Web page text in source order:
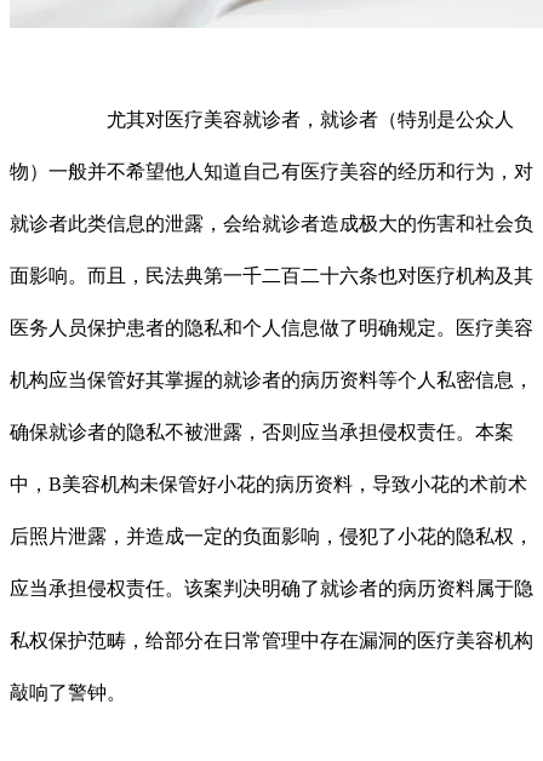
尤其对医疗美容就诊者，就诊者（特别是公众人
物）一般并不希望他人知道自己有医疗美容的经历和行为，对
就诊者此类信息的泄露，会给就诊者造成极大的伤害和社会负
面影响。而且，民法典第一千二百二十六条也对医疗机构及其
医务人员保护患者的隐私和个人信息做了明确规定。医疗美容
机构应当保管好其掌握的就诊者的病历资料等个人私密信息，
确保就诊者的隐私不被泄露，否则应当承担侵权责任。本案
中，B美容机构未保管好小花的病历资料，导致小花的术前术
后照片泄露，并造成一定的负面影响，侵犯了小花的隐私权，
应当承担侵权责任。该案判决明确了就诊者的病历资料属于隐
私权保护范畴，给部分在日常管理中存在漏洞的医疗美容机构
敲响了警钟。